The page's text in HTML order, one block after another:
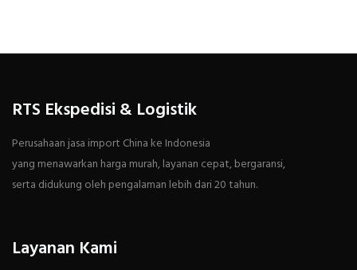
RTS Ekspedisi & Logistik
Perusahaan jasa import China ke Indonesia
yang menawarkan harga murah, layanan cepat, bergaransi,
serta didukung oleh pengalaman lebih dari 20 tahun.
Layanan Kami